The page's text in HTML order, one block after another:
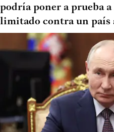
podría poner a prueba
limitado contra un país